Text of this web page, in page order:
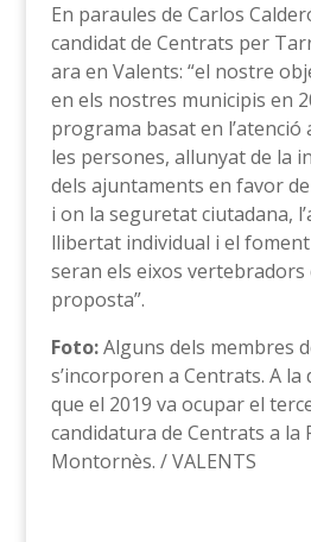
En paraules de Carlos
candidat de Centrats per
ara en Valents: “el nostre
en els nostres municipis en
programa basat en l’atenció
les persones, allunyat de la
dels ajuntaments en favor
i on la seguretat ciutadana,
llibertat individual i el foment
seran els eixos vertebradors
proposta”.
Foto:Alguns dels membres
s’incorporen a Centrats. A
que el 2019 va ocupar el
candidatura de Centrats a la
Montornès. / VALENTS